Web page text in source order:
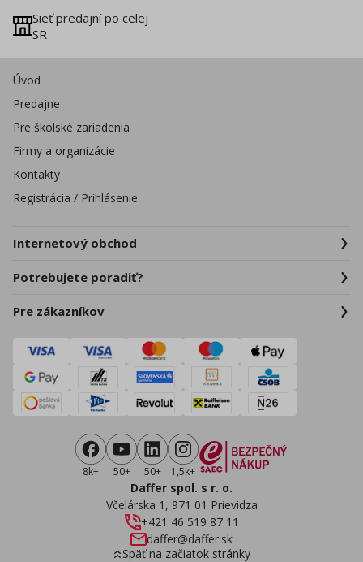
Sieť predajní po celej
SR
Úvod
Predajne
Pre školské zariadenia
Firmy a organizácie
Kontakty
Registrácia / Prihlásenie
Internetový obchod
Potrebujete poradiť?
Pre zákazníkov
Daffer spol. s r. o.
Včelárska 1, 971 01 Prievidza
+421 46 519 87 11
daffer@daffer.sk
Späť na začiatok stránky
8k+ 50+ 50+ 1,5k+